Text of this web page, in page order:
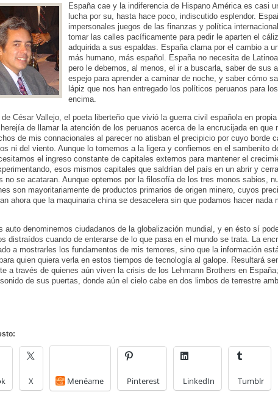
España cae y la indiferencia de Hispano América es casi
lucha por su, hasta hace poco, indiscutido esplendor.
impersonales juegos de las finanzas y política
tomar las calles pacíficamente para pedir le aparten el
adquirida a sus espaldas. España clama por el cambio a
más humano, más español. España no necesita de
pero le debemos, al menos, el ir a buscarla, saber de sus
espejo para aprender a caminar de noche, y saber cómo
lápiz que nos han entregado los políticos peruanos para
encima.
César Vallejo, el poeta liberteño que vivió la guerra civil española en
de llamar la atención de los peruanos acerca de la encrucijada en que
de mis connacionales al parecer no atisban el precipicio por cuyo borde
ni del viento. Aunque lo tomemos a la ligera y confiemos en el sambenito
el ingreso constante de capitales externos para mantener el
esos mismos capitales que saldrían del país en un abrir y
no se acataran. Aunque optemos por la filosofía de los tres monos sabios,
son mayoritariamente de productos primarios de origen minero, cuyos
ahora que la maquinaria china se desacelera sin que podamos hacer nada
auto denominemos ciudadanos de la globalización mundial, y en ésto sí
distraídos cuando de enterarse de lo que pasa en el mundo se trata. La
a mostrarles los fundamentos de mis temores, sino que la información
quien quiera verla en estos tiempos de tecnología al galope. Resultará
a través de quienes aún viven la crisis de los Lehmann Brothers en
de sus puertas, donde aún el cielo cabe en dos limbos de terrestre
X Menéame Pinterest LinkedIn Tumblr